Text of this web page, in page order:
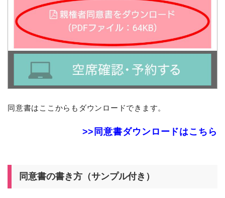
同意書はここからもダウンロードできます。
>>同意書ダウンロードはこちら
同意書の書き方（サンプル付き）